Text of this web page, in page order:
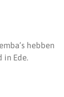
hebben
in Ede.